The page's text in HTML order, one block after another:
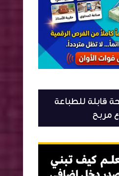
من 12000 لوحة قابلة للطباعة
مربح